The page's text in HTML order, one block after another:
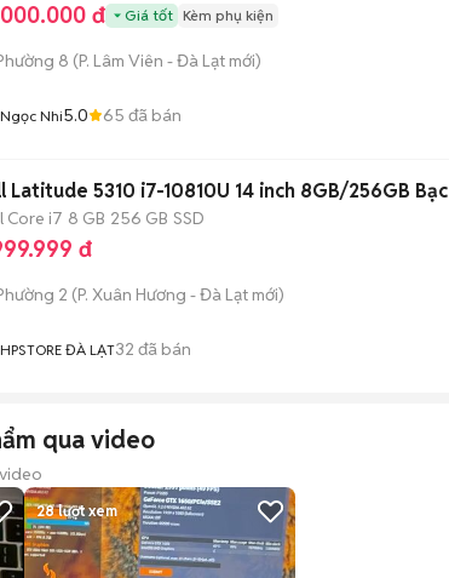
đ Giá tốt Kèm phụ kiện
8 (P. Lâm Viên - Đà Lạt mới)
Ngọc Nhi5.0 65 đã bán
Latitude 5310 i7-10810U 14 inch 8GB/256GB Bạc
Core i7 8 GB 256 GB SSD
đ
2 (P. Xuân Hương - Đà Lạt mới)
HPSTORE ĐÀ LẠT32 đã bán
qua video
28lượt xem